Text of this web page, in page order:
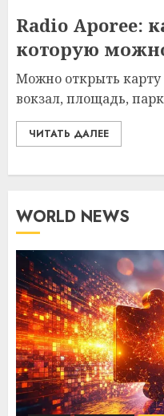
Radio Aporee:
которую
Можно открыть карту
вокзал, площадь,
ЧИТАТЬ ДАЛЕЕ
WORLD NEWS